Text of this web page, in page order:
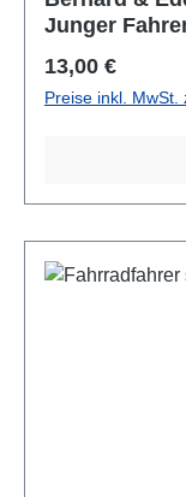
Junger
Regulärer Preis:
13,00 €
Preise inkl. MwSt.